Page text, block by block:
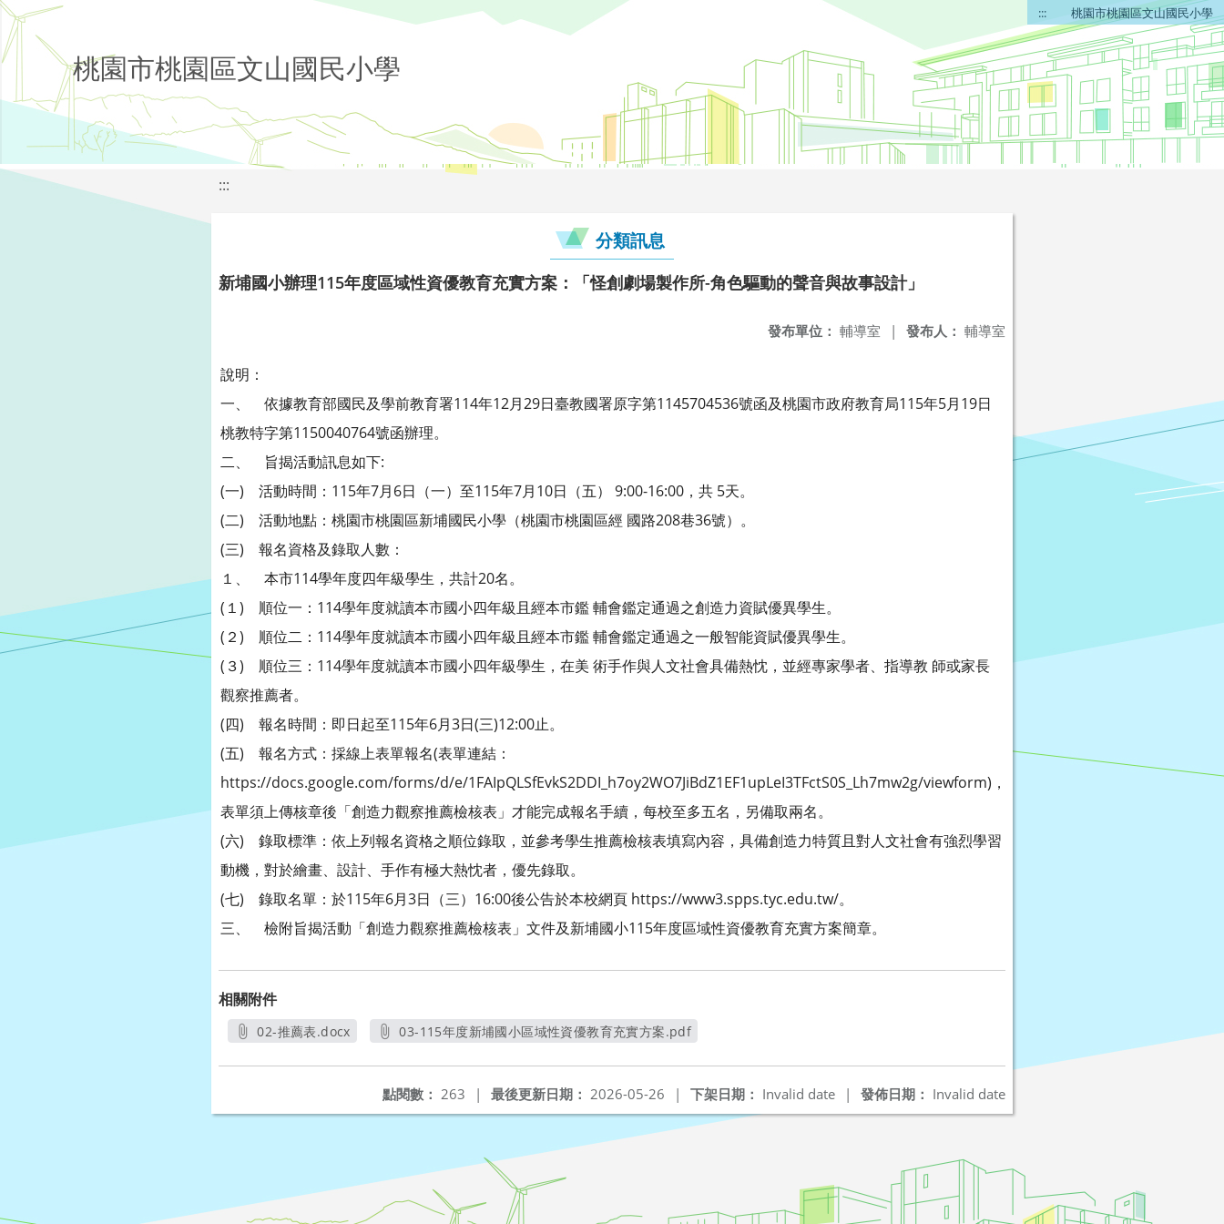
::: 桃園市桃園區文山國民小學
桃園市桃園區文山國民小學
:::
分類訊息
新埔國小辦理115年度區域性資優教育充實方案：「怪創劇場製作所-角色驅動的聲音與故事設計」
發布人： 輔導室
發布單位： 輔導室 |
說明：
一、 依據教育部國民及學前教育署114年12月29日臺教國署原字第1145704536號函及桃園市政府教育局115年5月19日
桃教特字第1150040764號函辦理。
二、 旨揭活動訊息如下:
(一) 活動時間：115年7月6日（一）至115年7月10日（五） 9:00-16:00，共 5天。
(二) 活動地點：桃園市桃園區新埔國民小學（桃園市桃園區經 國路208巷36號）。
(三) 報名資格及錄取人數：
１、 本市114學年度四年級學生，共計20名。
(１) 順位一：114學年度就讀本市國小四年級且經本市鑑 輔會鑑定通過之創造力資賦優異學生。
(２) 順位二：114學年度就讀本市國小四年級且經本市鑑 輔會鑑定通過之一般智能資賦優異學生。
(３) 順位三：114學年度就讀本市國小四年級學生，在美 術手作與人文社會具備熱忱，並經專家學者、指導教 師或家長
觀察推薦者。
(四) 報名時間：即日起至115年6月3日(三)12:00止。
(五) 報名方式：採線上表單報名(表單連結：
https://docs.google.com/forms/d/e/1FAIpQLSfEvkS2DDI_h7oy2WO7JiBdZ1EF1upLeI3TFctS0S_Lh7mw2g/viewform)，
表單須上傳核章後「創造力觀察推薦檢核表」才能完成報名手續，每校至多五名，另備取兩名。
(六) 錄取標準：依上列報名資格之順位錄取，並參考學生推薦檢核表填寫內容，具備創造力特質且對人文社會有強烈學習
動機，對於繪畫、設計、手作有極大熱忱者，優先錄取。
(七) 錄取名單：於115年6月3日（三）16:00後公告於本校網頁 https://www3.spps.tyc.edu.tw/。
三、 檢附旨揭活動「創造力觀察推薦檢核表」文件及新埔國小115年度區域性資優教育充實方案簡章。
相關附件
02-推薦表.docx
03-115年度新埔國小區域性資優教育充實方案.pdf
發佈日期： Invalid date
下架日期： Invalid date |
最後更新日期： 2026-05-26 |
點閱數： 263 |